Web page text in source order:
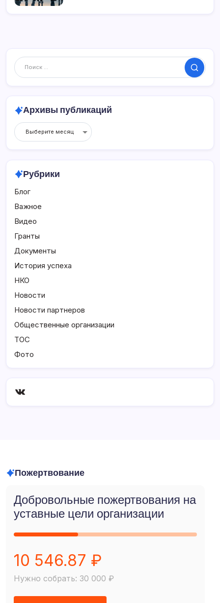
Поиск
Архивы публикаций
Архивы
публикаций
Рубрики
Блог
Важное
Видео
Гранты
Документы
История успеха
НКО
Новости
Новости партнеров
Общественные организации
ТОС
Фото
ВКонтакте
Пожертвование
Добровольные пожертвования на
уставные цели организации
10 546.87 ₽
Нужно собрать: 30 000 ₽